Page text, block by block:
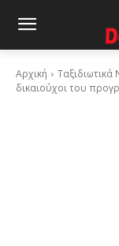
Αρχική Ταξιδιωτικά
δικαιούχοι του